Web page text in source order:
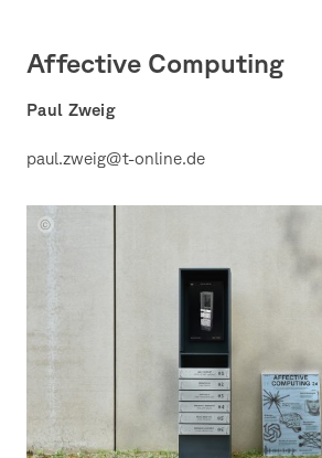
Affective Computing
Paul Zweig
paul.zweig@t-online.de